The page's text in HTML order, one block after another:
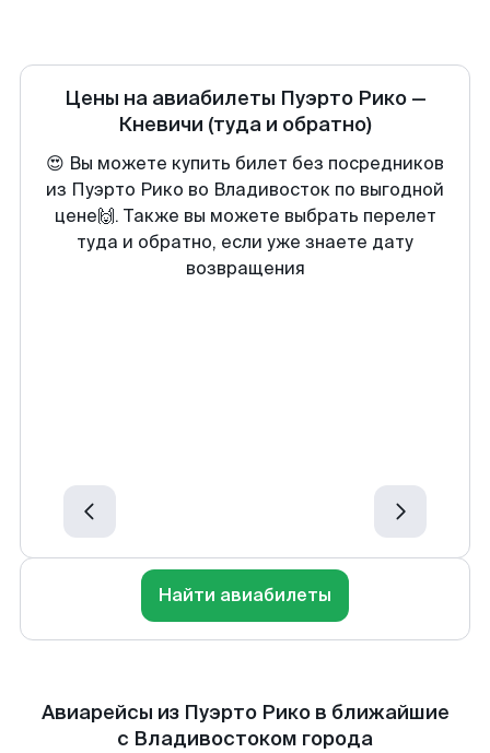
Цены на авиабилеты Пуэрто Рико—
Кневичи (туда и обратно)
😍 Вы можете купить билет без посредников
из Пуэрто Рико во Владивосток по выгодной
цене🙌. Также вы можете выбрать перелет
туда и обратно, если уже знаете дату
возвращения
Найти авиабилеты
Авиарейсы из Пуэрто Рико в ближайшие
с Владивостоком города